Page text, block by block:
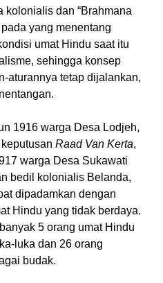
kolonialis dan “Brahmana
yang menentang
umat Hindu saat itu
sehingga konsep
aturannya tetap dijalankan,
1916 warga Desa Lodjeh,
Raad Van Kerta,
warga Desa Sukawati
bedil kolonialis Belanda,
dipadamkan dengan
Hindu yang tidak berdaya.
5 orang umat Hindu
luka dan 26 orang
budak.